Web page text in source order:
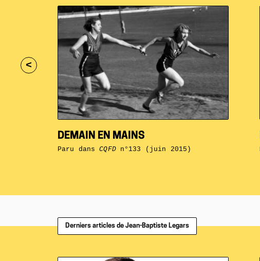
<
DEMAIN EN MAINS
Paru dansCQFDn°133 (juin 2015)
Derniers articles de Jean-Baptiste Legars